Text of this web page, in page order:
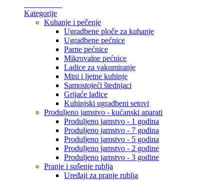
Kategorije
Kuhanje i pečenje
Ugradbene ploče za kuhanje
Ugradbene pećnice
Parne pećnice
Mikrovalne pećnice
Ladice za vakumiranje
Mini i ljetne kuhinje
Samostojeći štednjaci
Grijaće ladice
Kuhinjski ugradbeni setovi
Produljeno jamstvo - kućanski aparati
Produljeno jamstvo - 1 godina
Produljeno jamstvo - 7 godina
Produljeno jamstvo - 5 godina
Produljeno jamstvo - 2 godine
Produljeno jamstvo - 3 godine
Pranje i sušenje rublja
Uređaji za pranje rublja